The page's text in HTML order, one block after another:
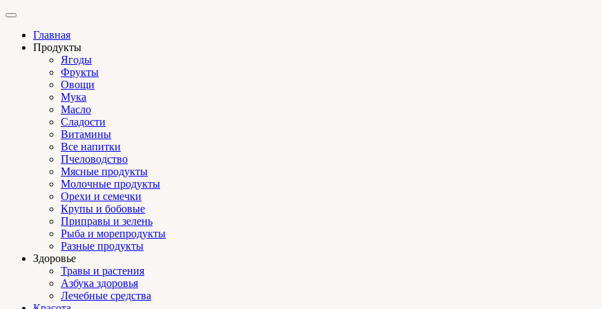
Главная
Продукты
Ягоды
Фрукты
Овощи
Мука
Масло
Сладости
Витамины
Все напитки
Пчеловодство
Мясные продукты
Молочные продукты
Орехи и семечки
Крупы и бобовые
Приправы и зелень
Рыба и морепродукты
Разные продукты
Здоровье
Травы и растения
Азбука здоровья
Лечебные средства